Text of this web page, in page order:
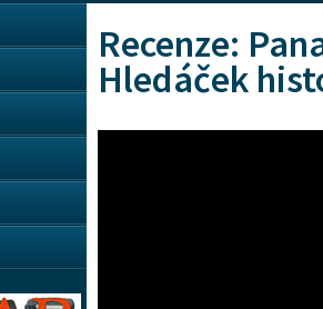
Recenze:
Hledáček